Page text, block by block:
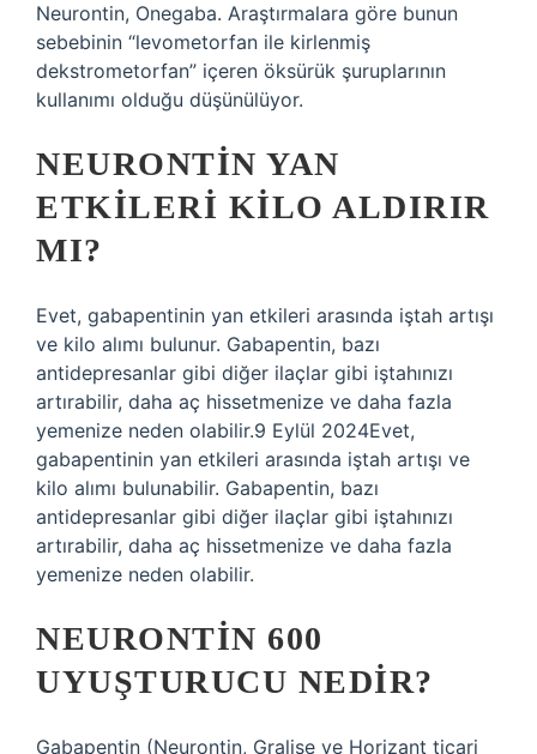
Neurontin, Onegaba. Araştırmalara göre bunun
sebebinin “levometorfan ile kirlenmiş
dekstrometorfan” içeren öksürük şuruplarının
kullanımı olduğu düşünülüyor.
NEURONTIN YAN
ETKILERI KILO ALDIRIR
MI?
Evet, gabapentinin yan etkileri arasında iştah artışı
ve kilo alımı bulunur. Gabapentin, bazı
antidepresanlar gibi diğer ilaçlar gibi iştahınızı
artırabilir, daha aç hissetmenize ve daha fazla
yemenize neden olabilir.9 Eylül 2024Evet,
gabapentinin yan etkileri arasında iştah artışı ve
kilo alımı bulunabilir. Gabapentin, bazı
antidepresanlar gibi diğer ilaçlar gibi iştahınızı
artırabilir, daha aç hissetmenize ve daha fazla
yemenize neden olabilir.
NEURONTIN 600
UYUŞTURUCU NEDIR?
Gabapentin (Neurontin, Gralise ve Horizant ticari